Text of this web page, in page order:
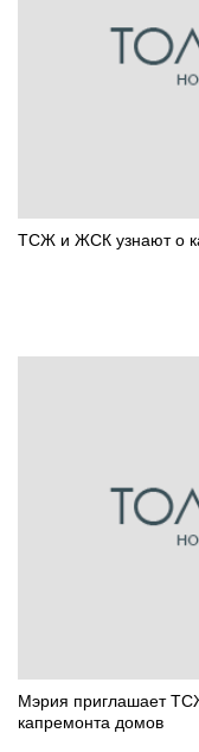
ТСЖ и ЖСК узнают о
Мэрия приглашает
капремонта домов